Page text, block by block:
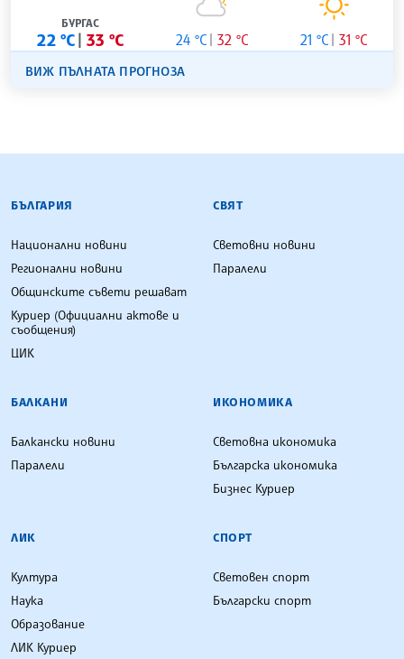
БУРГАС
22 °C 33 °C 24 °C 32 °C 21 °C 31 °C
ВИЖ ПЪЛНАТА ПРОГНОЗА
БЪЛГАРСКА ТЕЛЕГРАФНА АГЕНЦИЯ
БЪЛГАРИЯ
Национални новини
Регионални новини
Общинските съвети решават
Куриер (Официални актове и
съобщения)
ЦИК
СВЯТ
Световни новини
Паралели
БАЛКАНИ
Балкански новини
Паралели
ИКОНОМИКА
Световна икономика
Българска икономика
Бизнес Куриер
ЛИК
Култура
Наука
Образование
ЛИК Куриер
СПОРТ
Световен спорт
Български спорт